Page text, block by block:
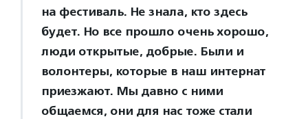
на фестиваль. Не знала, кто здесь
будет. Но все прошло очень хорошо,
люди открытые, добрые. Были и
волонтеры, которые в наш интернат
приезжают. Мы давно с ними
общаемся, они для нас тоже стали